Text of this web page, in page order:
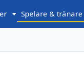
Spelare & tränare